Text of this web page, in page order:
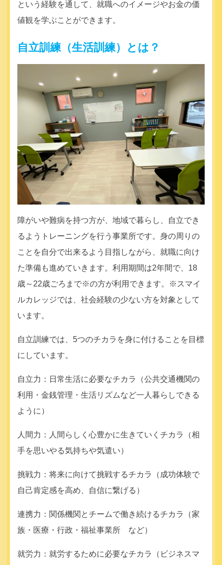
という経験を通して、就職へのイメージやお金の価
値観を学ぶことができます。
自立訓練（生活訓練）とは？
障がいや難病を持つ方が、地域で暮らし、自立でき
るようトレーニングを行う事業所です。身の周りの
ことを自分で出来るよう目指しながら、就職に向け
た準備も進めていきます。利用期間は2年間で、18
歳～22歳ごろまで※の方が利用できます。※スマイ
ルカレッジでは、社会経験の少ない方を対象として
います。
自立訓練では、5つのチカラを身に付けることを目標
にしています。
自立力：日常生活に必要なチカラ（公共交通機関の
利用・金銭管理・生活リズムなど一人暮らしできる
ように）
人間力：人間らしく心豊かに生きていくチカラ（相
手を思いやる気持ちや気遣い）
挑戦力：将来に向けて挑戦するチカラ（成功体験で
自己肯定感を高め、自信に繋げる）
連携力：関係機関とチームで働き続けるチカラ（家
族・医療・行政・福祉事業所 など）
就労力：就労するために必要なチカラ（ビジネスマ